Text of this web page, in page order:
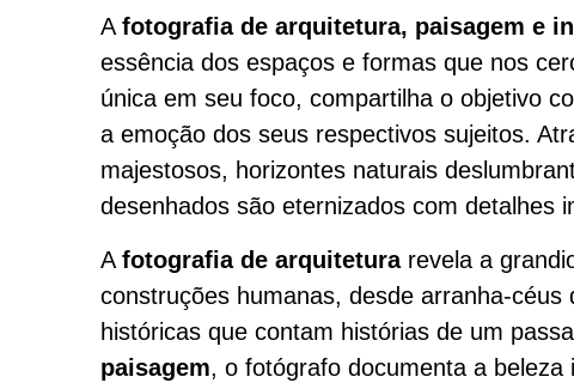
Afotografia de arquitetura, paisagem e
essência dos espaços e formas que nos
única em seu foco, compartilha o objetivo
a emoção dos seus respectivos sujeitos.
majestosos, horizontes naturais
desenhados são eternizados com detalhes
A fotografia de arquiteturarevela a
construções humanas, desde arranha-
históricas que contam histórias de um
paisagem, o fotógrafo documenta a